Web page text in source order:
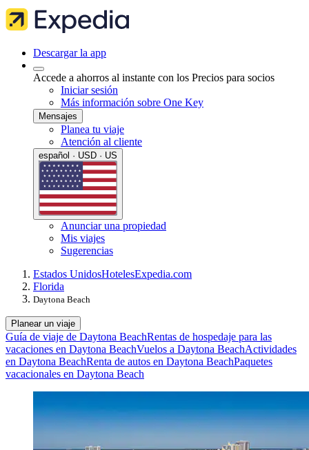
Descargar la app
Accede a ahorros al instante con los Precios para socios
Iniciar sesión
Más información sobre One Key
Mensajes
Planea tu viaje
Atención al cliente
español · USD · US
Anunciar una propiedad
Mis viajes
Sugerencias
Estados UnidosHotelesExpedia.com
Florida
Daytona Beach
Planear un viaje
Guía de viaje de Daytona BeachRentas de hospedaje para las
vacaciones en Daytona BeachVuelos a Daytona BeachActividades
en Daytona BeachRenta de autos en Daytona BeachPaquetes
vacacionales en Daytona Beach